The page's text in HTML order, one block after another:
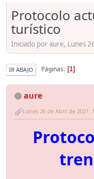
Protocolo
turístico
Iniciado por aure, Lunes
IR ABAJO Páginas 1
aure
Lunes 26 de Abril de 2021.